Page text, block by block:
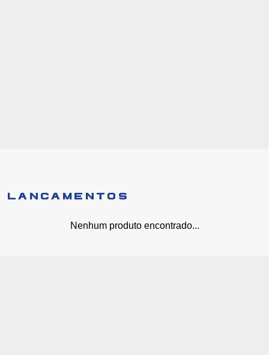
LANÇAMENTOS
Nenhum produto encontrado...